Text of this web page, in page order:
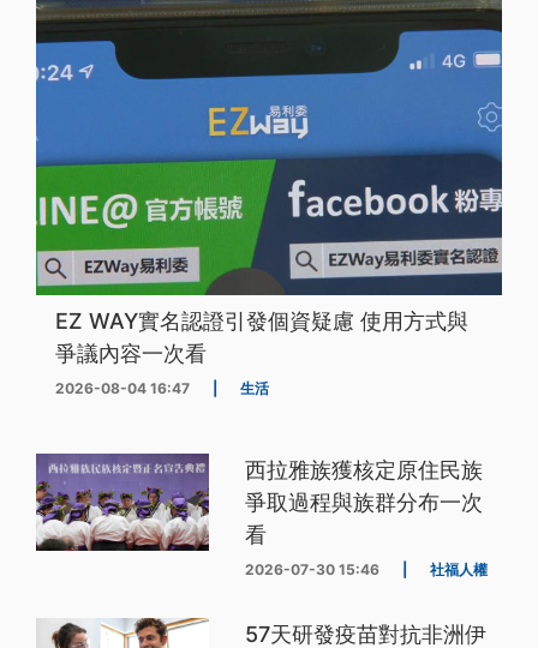
EZ WAY實名認證引發個資疑慮 使用方式與
爭議內容一次看
2026-08-04 16:47 生活
西拉雅族獲核定原住民族
爭取過程與族群分布一次
看
2026-07-30 15:46 社福人權
57天研發疫苗對抗非洲伊